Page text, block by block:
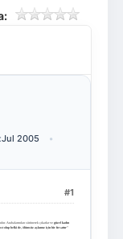
Üye Ol
Jul 2005
#1
Arabalarından sürünerek çıkarlar ve güzel kadın
olup belki de, ölümsüz aşkımız için bir fırsattır"